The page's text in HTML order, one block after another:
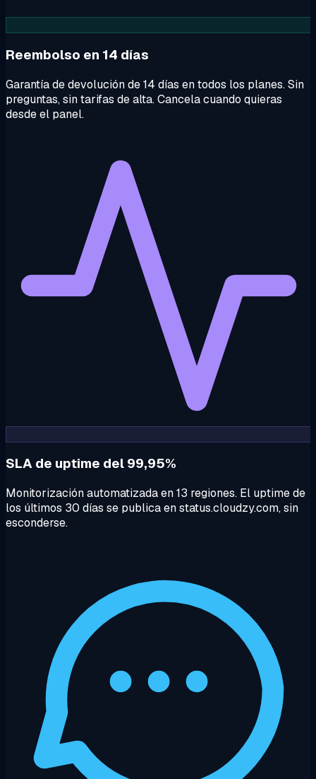
Reembolso en 14 días
Garantía de devolución de 14 días en todos los planes. Sin
preguntas, sin tarifas de alta. Cancela cuando quieras
desde el panel.
SLA de uptime del 99,95%
Monitorización automatizada en 13 regiones. El uptime de
los últimos 30 días se publica en status.cloudzy.com, sin
esconderse.